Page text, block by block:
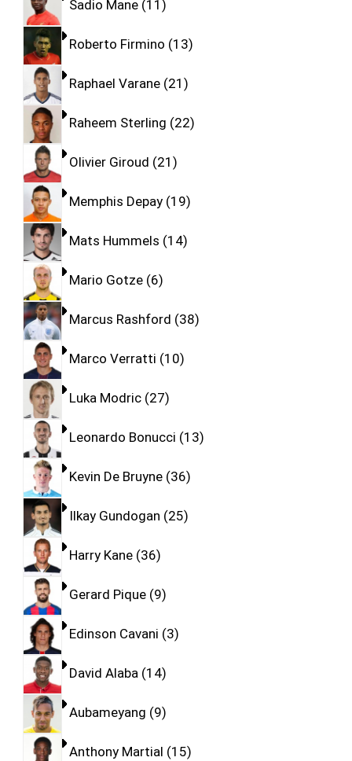
Sadio Mane 11
Roberto Firmino 13
Raphael Varane 21
Raheem Sterling 22
Olivier Giroud 21
Memphis Depay 19
Mats Hummels 14
Mario Gotze 6
Marcus Rashford 38
Marco Verratti 10
Luka Modric 27
Leonardo Bonucci 13
Kevin De Bruyne 36
Ilkay Gundogan 25
Harry Kane 36
Gerard Pique 9
Edinson Cavani 3
David Alaba 14
Aubameyang 9
Anthony Martial 15